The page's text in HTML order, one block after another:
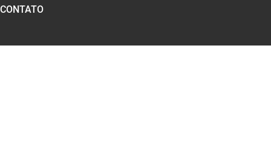
CONTATO